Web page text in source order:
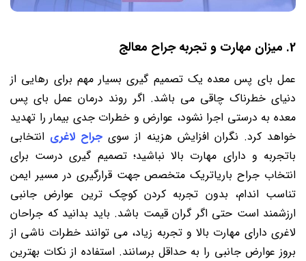
2. میزان مهارت و تجربه جراح معالج
عمل بای پس معده یک تصمیم گیری بسیار مهم برای رهایی از
دنیای خطرناک چاقی می باشد. اگر روند درمان عمل بای پس
معده به درستی اجرا نشود، عوارض و خطرات جدی بیمار را تهدید
خواهد کرد. نگران افزایش هزینه از سوی جراح لاغری انتخابی
باتجربه و دارای مهارت بالا نباشید؛ تصمیم گیری درست برای
انتخاب جراح باریاتریک متخصص جهت قرارگیری در مسیر ایمن
تناسب اندام، بدون تجربه کردن کوچک ترین عوارض جانبی
ارزشمند است حتی اگر گران قیمت باشد. باید بدانید که جراحان
لاغری دارای مهارت بالا و تجربه زیاد، می توانند خطرات ناشی از
بروز عوارض جانبی را به حداقل برسانند. استفاده از نکات بهترین